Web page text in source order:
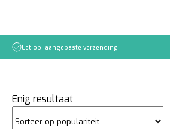
Let op: aangepaste verzending
Enig resultaat